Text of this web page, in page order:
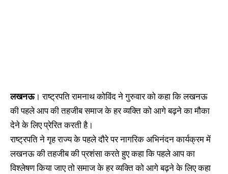
लखनऊ। राष्ट्रपति रामनाथ कोविंद ने गुरुवार को कहा कि लखनऊ
की पहले आप की तहजीब समाज के हर व्यक्ति को आगे बढ़ने का मौका
देने के लिए प्रेरित करती है।
राष्ट्रपति ने गृह राज्य के पहले दौरे पर नागरिक अभिनंदन कार्यक्रम में
लखनऊ की तहजीब की प्रशंसा करते हुए कहा कि पहले आप का
विश्लेषण किया जाए तो समाज के हर व्यक्ति को आगे बढ़ने के लिए कहा